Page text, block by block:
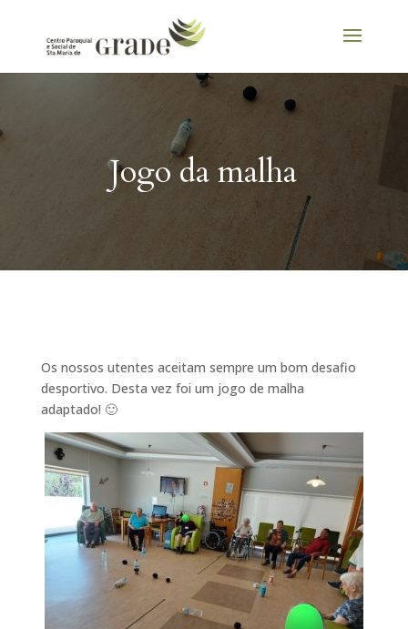
Jogo da malha
Os nossos utentes aceitam sempre um bom desafio
desportivo. Desta vez foi um jogo de malha
adaptado! 🙂